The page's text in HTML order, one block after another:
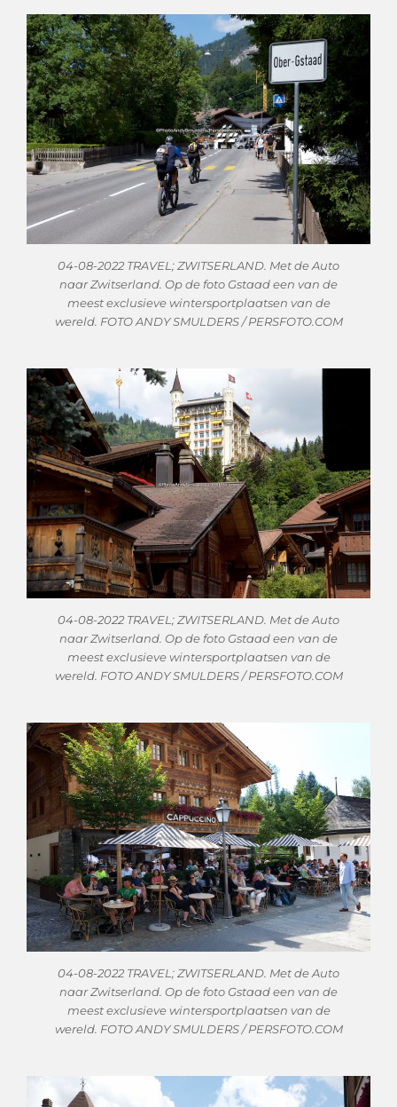
04-08-2022 TRAVEL; ZWITSERLAND. Met de Auto
naar Zwitserland. Op de foto Gstaad een van de
meest exclusieve wintersportplaatsen van de
wereld. FOTO ANDY SMULDERS / PERSFOTO.COM
04-08-2022 TRAVEL; ZWITSERLAND. Met de Auto
naar Zwitserland. Op de foto Gstaad een van de
meest exclusieve wintersportplaatsen van de
wereld. FOTO ANDY SMULDERS / PERSFOTO.COM
04-08-2022 TRAVEL; ZWITSERLAND. Met de Auto
naar Zwitserland. Op de foto Gstaad een van de
meest exclusieve wintersportplaatsen van de
wereld. FOTO ANDY SMULDERS / PERSFOTO.COM